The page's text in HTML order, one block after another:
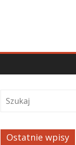
Ostatnie wpisy